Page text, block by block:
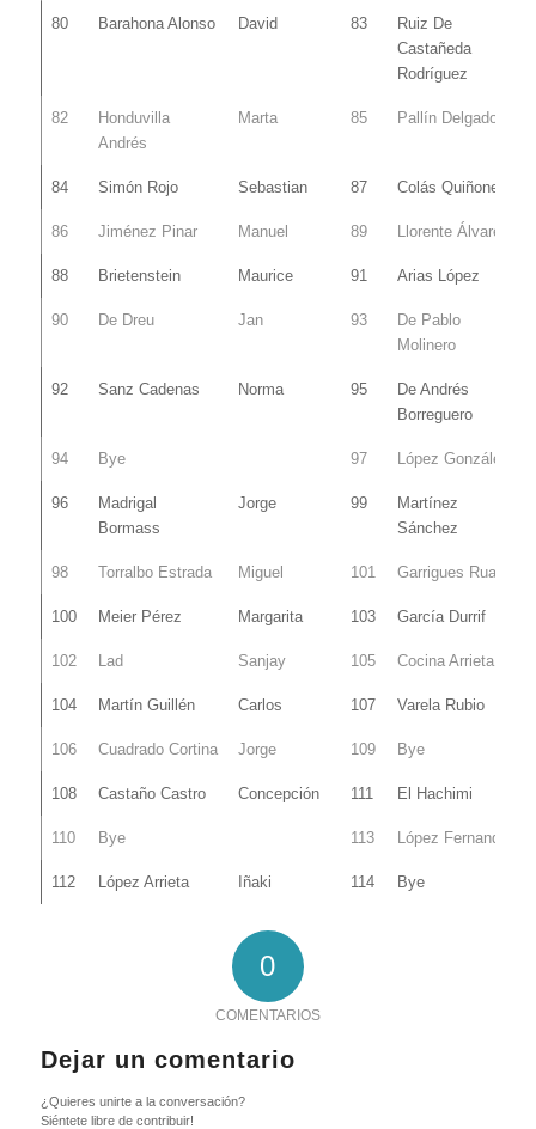
80 Barahona Alonso David 83
Ruiz De
Castañeda
Rodríguez
82
Honduvilla
Andrés
Marta 85 Pallín Delgado
84 Simón Rojo Sebastian 87 Colás Quiñones
86 Jiménez Pinar Manuel 89 Llorente Álvarez
88 Brietenstein Maurice 91 Arias López
90 De Dreu Jan 93
De Pablo
Molinero
92 Sanz Cadenas Norma 95
De Andrés
Borreguero
94 Bye 97 López González
96
Madrigal
Bormass
Jorge 99
Martínez
Sánchez
98 Torralbo Estrada Miguel 101 Garrigues Rua
100 Meier Pérez Margarita 103 García Durrif
102 Lad Sanjay 105 Cocina Arrieta
104 Martín Guillén Carlos 107 Varela Rubio
106 Cuadrado Cortina Jorge 109 Bye
108 Castaño Castro Concepción 111 El Hachimi
110 Bye 113 López Fernandez
112 López Arrieta Iñaki 114 Bye
0
COMENTARIOS
Dejar un comentario
¿Quieres unirte a la conversación?
Siéntete libre de contribuir!